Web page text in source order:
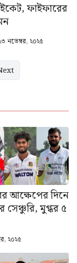
ফাইফারের
নভেম্বর, ২০২৫
আক্ষেপের দিনে
সেঞ্চুরি, মুগ্ধর ৫
২০২৫